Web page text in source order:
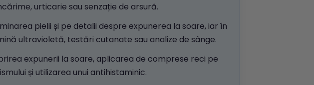
urticarie sau senzație de arsură.
pielii și pe detalii despre expunerea la soare, iar în
ultravioletă, testări cutanate sau analize de sânge.
expunerii la soare, aplicarea de comprese reci pe
și utilizarea unui antihistaminic.